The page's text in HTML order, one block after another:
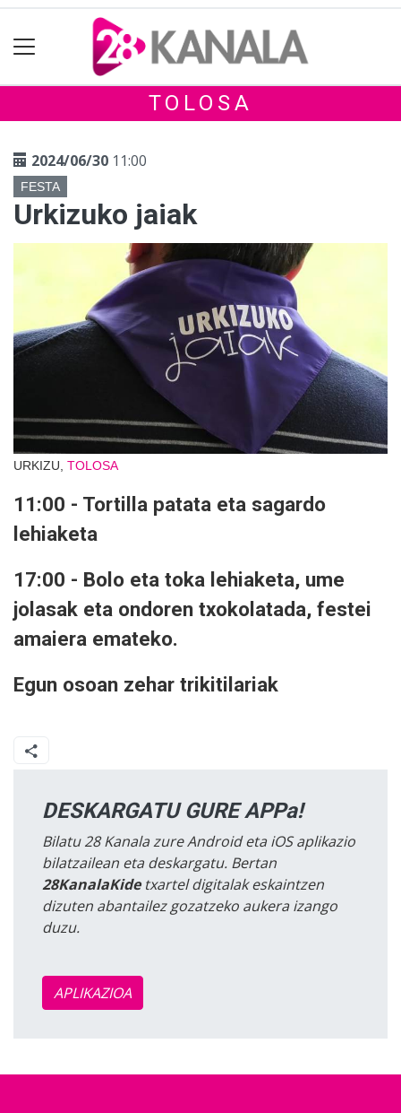
TOLOSA
2024/06/30 11:00
FESTA
Urkizuko jaiak
URKIZU, TOLOSA
11:00 - Tortilla patata eta sagardo
lehiaketa
17:00 - Bolo eta toka lehiaketa, ume
jolasak eta ondoren txokolatada, festei
amaiera emateko.
Egun osoan zehar trikitilariak
DESKARGATU GURE APPa!
Bilatu 28 Kanala zure Android eta iOS aplikazio
bilatzailean eta deskargatu. Bertan
28KanalaKidetxartel digitalak eskaintzen
dizuten abantailez gozatzeko aukera izango
duzu.
APLIKAZIOA